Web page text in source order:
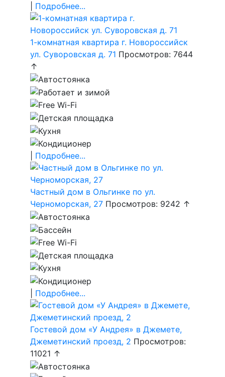
Подробнее...
1-комнатная квартира г. Новороссийск
ул. Суворовская д. 71 Просмотров: 7644
↑
Подробнее...
Частный дом в Ольгинке по ул.
Черноморская, 27 Просмотров: 9242 ↑
Подробнее...
Гостевой дом «У Андрея» в Джемете,
Джеметинский проезд, 2 Просмотров:
11021 ↑